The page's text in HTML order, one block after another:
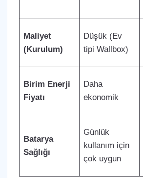
Maliyet
(Kurulum)
Düşük (Ev
tipi Wallbox)
Birim Enerji
Fiyatı
Daha
ekonomik
Batarya
Sağlığı
Günlük
kullanım için
çok uygun